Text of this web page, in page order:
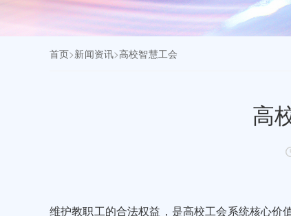
首页>新闻资讯>高校智慧工会
高
维护教职工的合法权益，是高校工会系统核心